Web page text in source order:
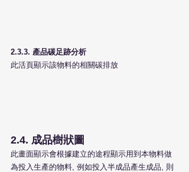
2.3.3. 產品碳足跡分析
此活頁顯示該物料的相關碳排放
2.4. 成品樹狀圖
此畫面顯示會根據建立的途程顯示用到本物料做
為投入生產的物料, 例如投入半成品產生成品, 則